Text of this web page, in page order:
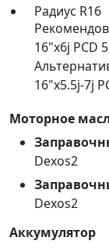
Радиус R16
16"x6j PCD
16"x5.5j-7j
Моторное
Dexos2
Dexos2
Аккумулятор